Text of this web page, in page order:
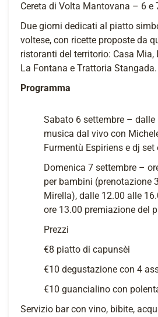
Cereta di Volta Mantovana – 6 e
Due giorni dedicati al piatto
voltese, con ricette proposte da
ristoranti del territorio: Casa Mia,
La Fontana e Trattoria Stangada.
Programma
Sabato 6 settembre – dalle
musica dal vivo con
Furmentù Espiriens e dj set
Domenica 7 settembre –
per bambini (prenotazione
Mirella), dalle 12.00 alle
ore 13.00 premiazione del
Prezzi
€8 piatto di capunsèi
€10 degustazione con 4
€10 guancialino con
Servizio bar con vino, bibite,